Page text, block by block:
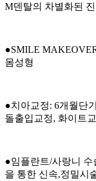
M덴탈의 차별화된
●SMILE
몸성형
●치아교정: 6개월단
돌출입교정, 화이트
●임플란트/사랑니 수
을 통한 신속,정밀시